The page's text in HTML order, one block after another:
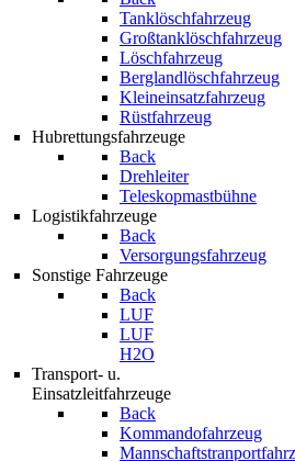
Tanklöschfahrzeug
Großtanklöschfahrzeug
Löschfahrzeug
Berglandlöschfahrzeug
Kleineinsatzfahrzeug
Rüstfahrzeug
Hubrettungsfahrzeuge
Back
Drehleiter
Teleskopmastbühne
Logistikfahrzeuge
Back
Versorgungsfahrzeug
Sonstige Fahrzeuge
Back
LUF
LUF
H2O
Transport- u.
Einsatzleitfahrzeuge
Back
Kommandofahrzeug